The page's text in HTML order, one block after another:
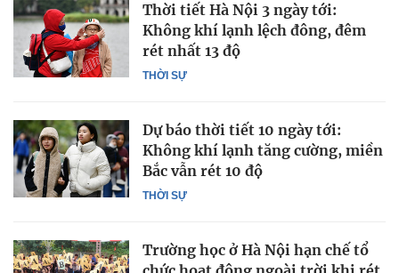
THỜI SỰ
Thời tiết Hà Nội 3 ngày tới:
Không khí lạnh lệch đông, đêm
rét nhất 13 độ
THỜI SỰ
Dự báo thời tiết 10 ngày tới:
Không khí lạnh tăng cường, miền
Bắc vẫn rét 10 độ
Trường học ở Hà Nội hạn chế tổ